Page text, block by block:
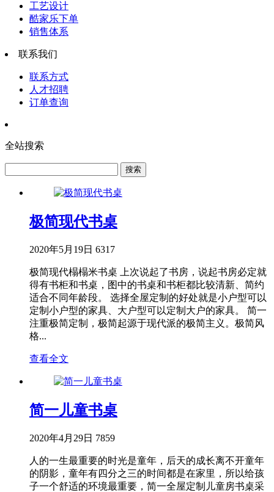
工艺设计
酷家乐下单
销售体系
联系我们
联系方式
人才招聘
订单查询
全站搜索
极简现代书桌
2020年5月19日 6317
极简现代榻榻米书桌 上次说起了书房，说起书房必定就
得有书柜和书桌，图中的书桌和书柜都比较清新、简约
适合不同年龄段。 选择全屋定制的好处就是小户型可以
定制小户型的家具、大户型可以定制大户的家具。 简一
注重极简定制，极简起源于现代派的极简主义。极简风
格...
查看全文
简一儿童书桌
2020年4月29日 7859
人的一生最重要的时光是童年，后天的成长离不开童年
的阴影，童年有四分之三的时间都是在家里，所以给孩
子一个舒适的环境最重要，简一全屋定制儿童房书桌采